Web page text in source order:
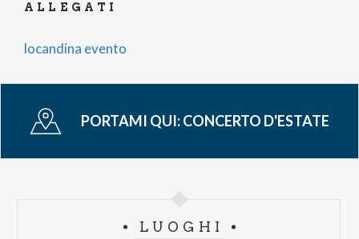
ALLEGATI
locandina evento
PORTAMI QUI:CONCERTO D'ESTATE
LUOGHI